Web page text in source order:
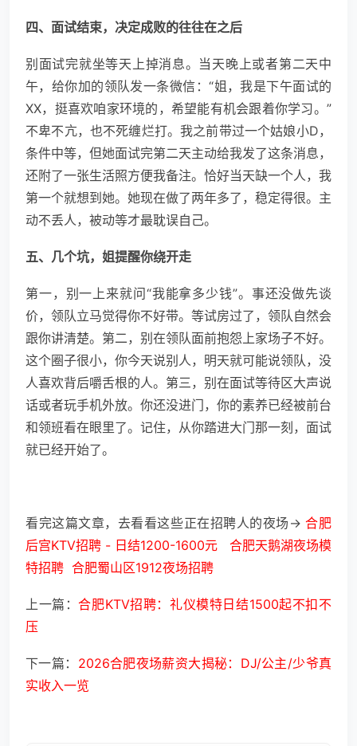
四、面试结束，决定成败的往往在之后
别面试完就坐等天上掉消息。当天晚上或者第二天中
午，给你加的领队发一条微信：“姐，我是下午面试的
XX，挺喜欢咱家环境的，希望能有机会跟着你学习。”
不卑不亢，也不死缠烂打。我之前带过一个姑娘小D，
条件中等，但她面试完第二天主动给我发了这条消息，
还附了一张生活照方便我备注。恰好当天缺一个人，我
第一个就想到她。她现在做了两年多了，稳定得很。主
动不丢人，被动等才最耽误自己。
五、几个坑，姐提醒你绕开走
第一，别一上来就问“我能拿多少钱”。事还没做先谈
价，领队立马觉得你不好带。等试房过了，领队自然会
跟你讲清楚。第二，别在领队面前抱怨上家场子不好。
这个圈子很小，你今天说别人，明天就可能说领队，没
人喜欢背后嚼舌根的人。第三，别在面试等待区大声说
话或者玩手机外放。你还没进门，你的素养已经被前台
和领班看在眼里了。记住，从你踏进大门那一刻，面试
就已经开始了。
看完这篇文章，去看看这些正在招聘人的夜场->合肥
后宫KTV招聘 - 日结1200-1600元
合肥天鹅湖夜场模
特招聘 合肥蜀山区1912夜场招聘
上一篇：合肥KTV招聘：礼仪模特日结1500起不扣不
压
下一篇： 2026合肥夜场薪资大揭秘：DJ/公主/少爷真
实收入一览